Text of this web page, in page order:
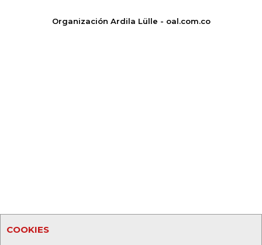
COOKIES
Organización Ardila Lülle - oal.com.co